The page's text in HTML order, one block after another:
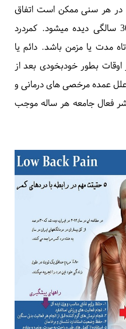
هر سنی ممکن است اتفاق
بیفتد ولی بیشتر در سنین 50-30 سالگی دیده میشود. کمردرد
مدت یا مزمن باشد. دائم یا
اوقات بطور خودبخودی بعد از
عمده مرخصی های درمانی و
فعال جامعه هر ساله موجب